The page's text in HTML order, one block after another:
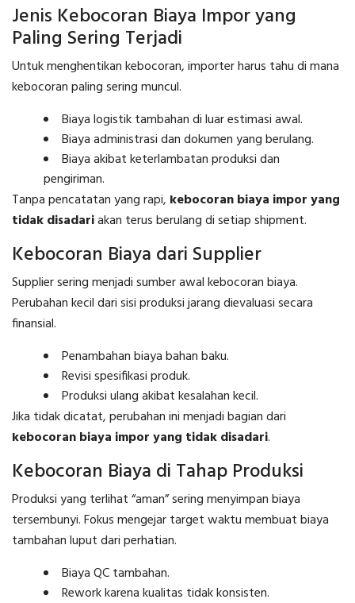
Jenis Kebocoran Biaya Impor yang
Paling Sering Terjadi
Untuk menghentikan kebocoran, importer harus tahu di mana
kebocoran paling sering muncul.
Biaya logistik tambahan di luar estimasi awal.
Biaya administrasi dan dokumen yang berulang.
Biaya akibat keterlambatan produksi dan
pengiriman.
Tanpa pencatatan yang rapi, kebocoran biaya impor yang
tidak disadariakan terus berulang di setiap shipment.
Kebocoran Biaya dari Supplier
Supplier sering menjadi sumber awal kebocoran biaya.
Perubahan kecil dari sisi produksi jarang dievaluasi secara
finansial.
Penambahan biaya bahan baku.
Revisi spesifikasi produk.
Produksi ulang akibat kesalahan kecil.
Jika tidak dicatat, perubahan ini menjadi bagian dari
kebocoran biaya impor yang tidak disadari.
Kebocoran Biaya di Tahap Produksi
Produksi yang terlihat “aman” sering menyimpan biaya
tersembunyi. Fokus mengejar target waktu membuat biaya
tambahan luput dari perhatian.
Biaya QC tambahan.
Rework karena kualitas tidak konsisten.